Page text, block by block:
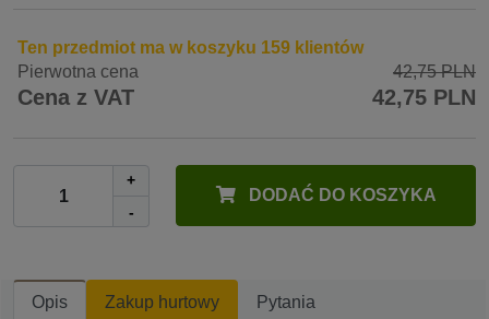
Ten przedmiot ma w koszyku 159 klientów
Pierwotna cena
42,75 PLN
Cena z VAT 42,75 PLN
+
-
DODAĆ DO KOSZYKA
Opis Zakup hurtowy Pytania